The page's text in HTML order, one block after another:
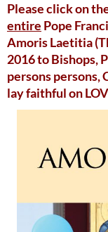
Please click on
entire Pope
Amoris Laetitia
2016 to Bishops,
persons persons,
lay faithful on